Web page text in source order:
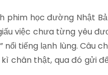
học đường Nhật
việc chưa từng yêu
tiếng lạnh lùng. Câu
chân thật, qua đó gửi